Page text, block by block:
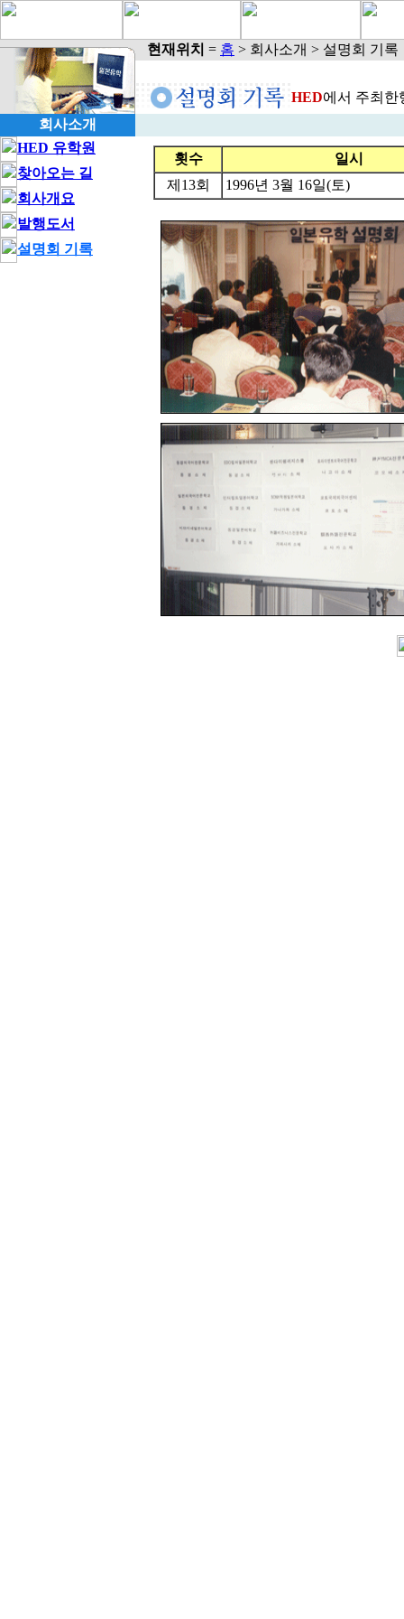
회사소개
HED 유학원
찾아오는 길
회사개요
발행도서
설명회 기록
현재위치 = 홈 > 회사소개 > 설명회 기록
HED에서 주최한
횟수
일시
제13회
1996년 3월 16일(토)